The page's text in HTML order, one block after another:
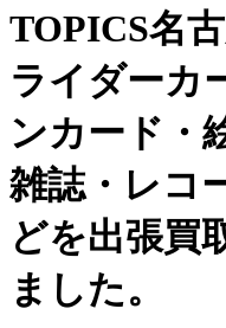
TOPICS名
ライダーカ
ンカード・
雑誌・レコ
どを出張買
ました。